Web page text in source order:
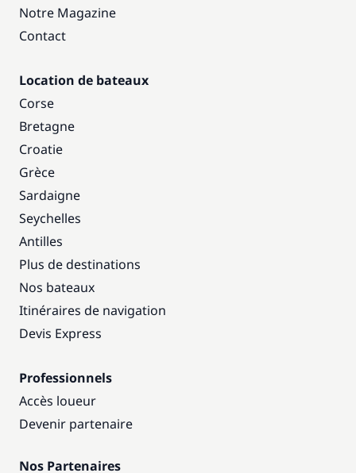
Notre Magazine
Contact
Location de bateaux
Corse
Bretagne
Croatie
Grèce
Sardaigne
Seychelles
Antilles
Plus de destinations
Nos bateaux
Itinéraires de navigation
Devis Express
Professionnels
Accès loueur
Devenir partenaire
Nos Partenaires